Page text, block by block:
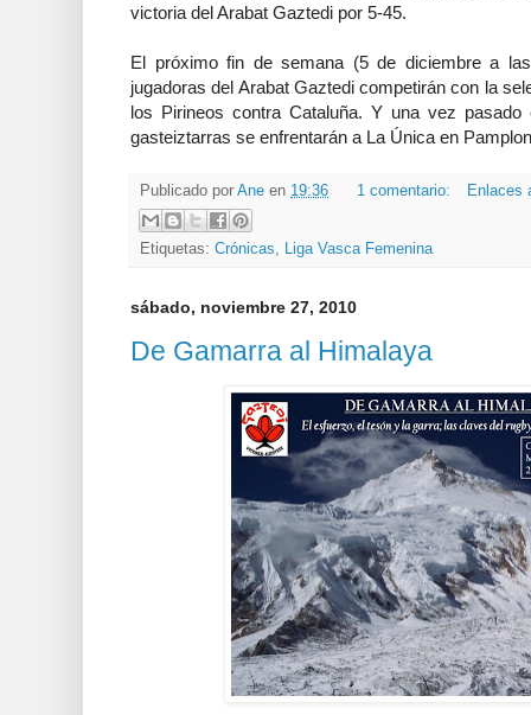
victoria del Arabat Gaztedi por 5-45.
El próximo fin de semana (5 de diciembre a
jugadoras del Arabat Gaztedi competirán con la
los Pirineos contra Cataluña. Y una vez
gasteiztarras se enfrentarán a La Única en
Publicado por Ane en 19:36 1 comentario: Enlaces
Etiquetas: Crónicas, Liga Vasca Femenina
sábado, noviembre 27, 2010
De Gamarra al Himalaya